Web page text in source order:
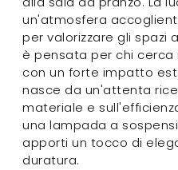
un'atmosfera
per valorizzare gli spazi
è pensata per chi cerca
con un forte impatto
nasce da un'attenta
materiale e
una lampada a
apporti un tocco di
duratura.